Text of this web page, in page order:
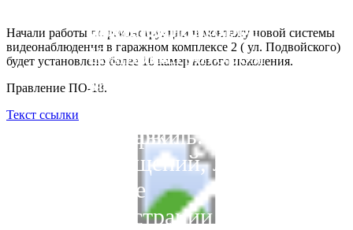
связаться с
администратором
сайта Вы можете
отправки
сообщений, либо
после
регистрации на
поселение, город
Кудрово,
микрорайон
Оккервиль.
автомобилистов.
Начали работы по реконструкции и монтажу новой системы
видеонаблюдения в гаражном комплексе 2 ( ул. Подвойского)
будет установлено более 16 камер нового поколения.
Правление ПО-18.
Текст ссылки